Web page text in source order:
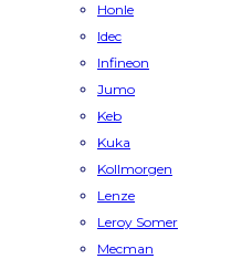
Honle
Idec
Infineon
Jumo
Keb
Kuka
Kollmorgen
Lenze
Leroy Somer
Mecman